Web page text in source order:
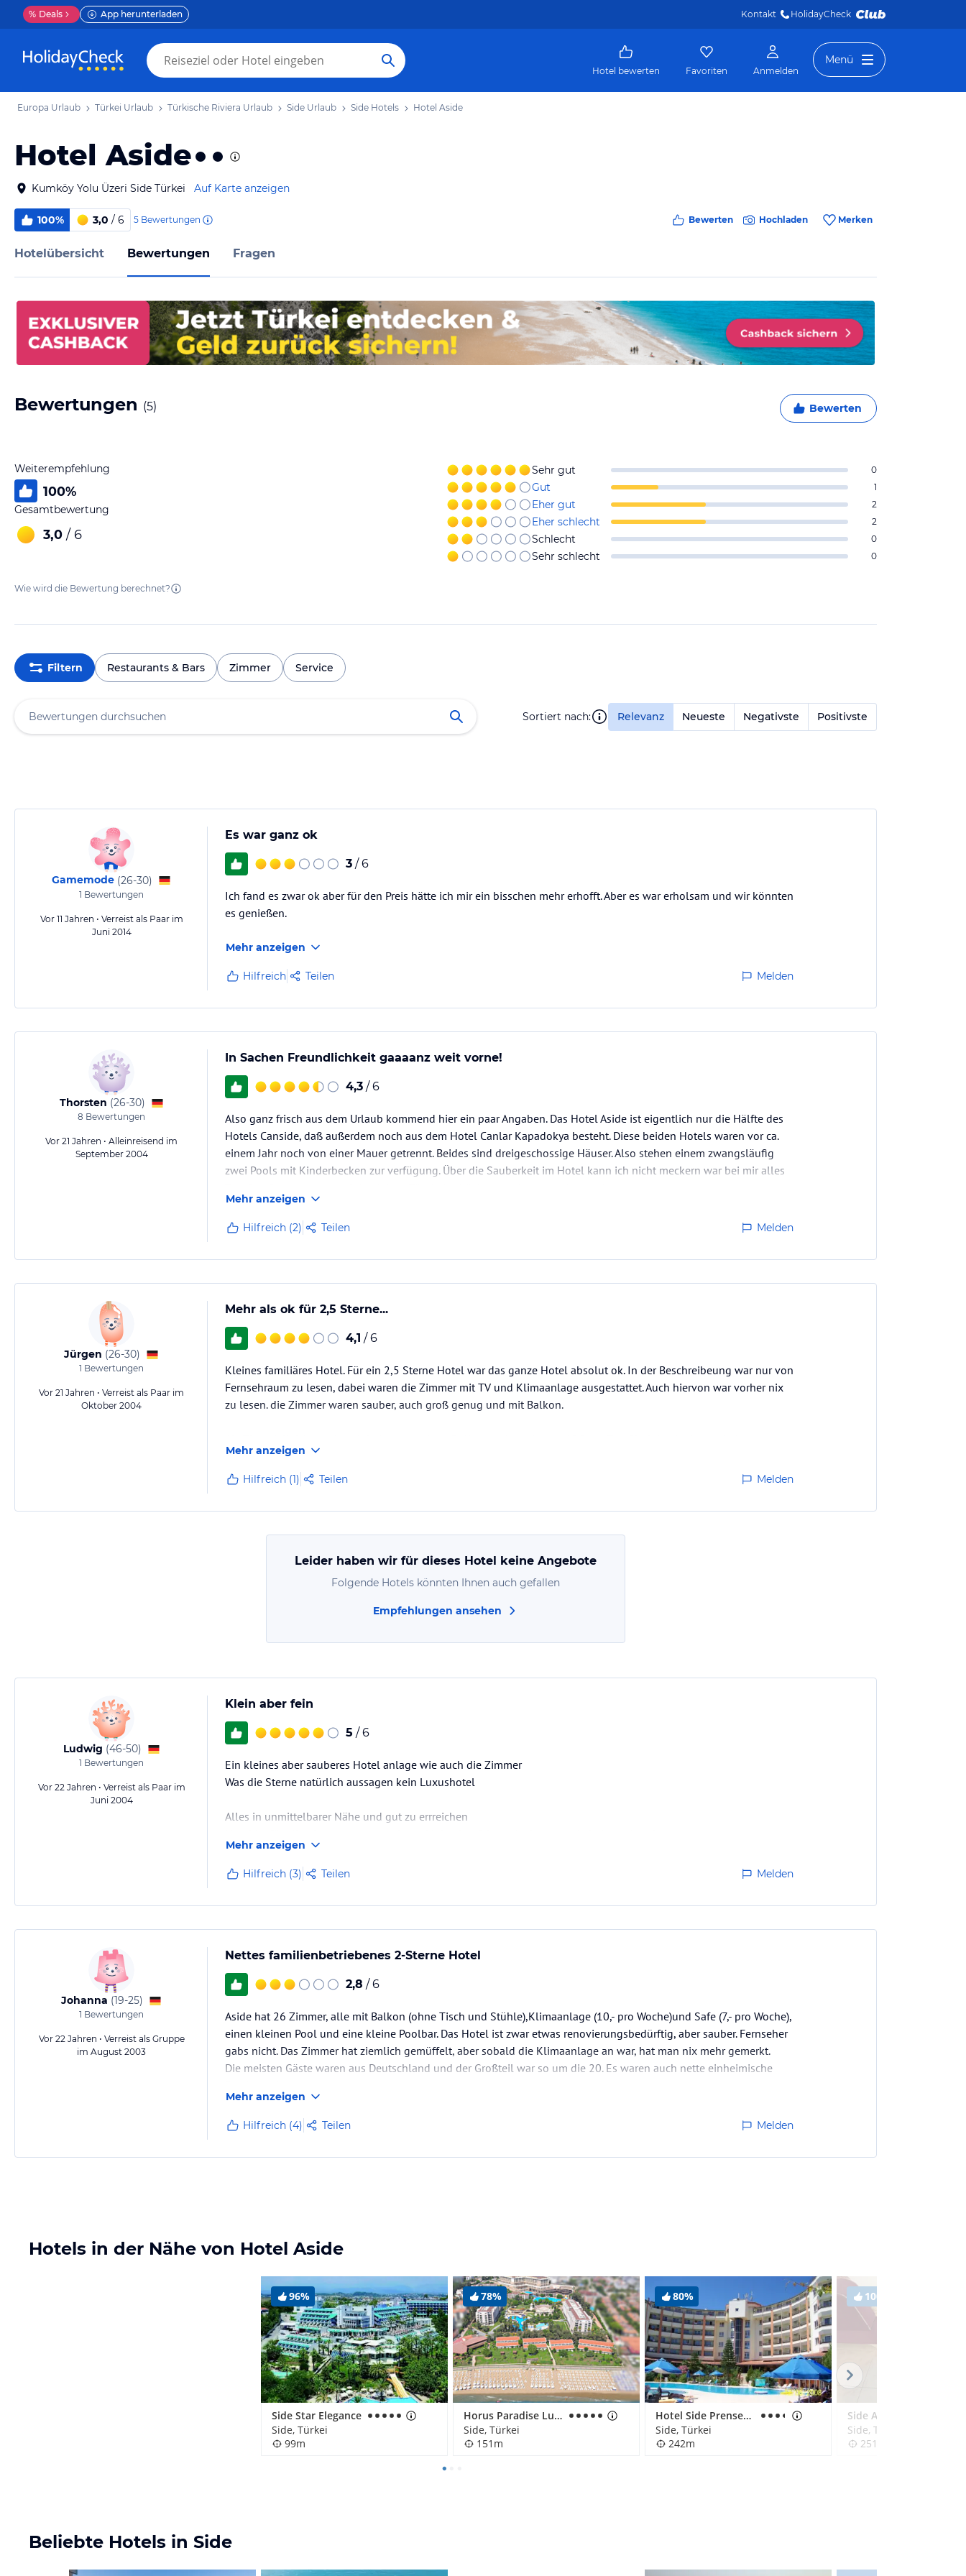
% Deals App herunterladen Kontakt HolidayCheck
Hotel bewerten Favoriten Anmelden
Menü
Europa Urlaub Türkei Urlaub Türkische Riviera Urlaub Side Urlaub Side Hotels Hotel Aside
Hotel Aside
Kumköy Yolu Üzeri Side Türkei Auf Karte anzeigen
100% 3,0 / 6 5 Bewertungen Bewerten Hochladen Merken
Hotelübersicht Bewertungen Fragen
Bewertungen (5) Bewerten
Weiterempfehlung
100%
Gesamtbewertung
3,0 / 6
Sehr gut 0
Gut 1
Eher gut 2
Eher schlecht 2
Schlecht 0
Sehr schlecht 0
Wie wird die Bewertung berechnet?
Filtern Restaurants & Bars Zimmer Service
Sortiert nach: Relevanz Neueste Negativste Positivste
Gamemode (26-30)
1 Bewertungen
Vor 11 Jahren • Verreist als Paar im
Juni 2014
Es war ganz ok
3 / 6
Ich fand es zwar ok aber für den Preis hätte ich mir ein bisschen mehr erhofft. Aber es war erholsam und wir könnten
es genießen.
Mehr anzeigen
Hilfreich Teilen Melden
Thorsten (26-30)
8 Bewertungen
Vor 21 Jahren • Alleinreisend im
September 2004
In Sachen Freundlichkeit gaaaanz weit vorne!
4,3 / 6
Also ganz frisch aus dem Urlaub kommend hier ein paar Angaben. Das Hotel Aside ist eigentlich nur die Hälfte des
Hotels Canside, daß außerdem noch aus dem Hotel Canlar Kapadokya besteht. Diese beiden Hotels waren vor ca.
einem Jahr noch von einer Mauer getrennt. Beides sind dreigeschossige Häuser. Also stehen einem zwangsläufig
zwei Pools mit Kinderbecken zur verfügung. Über die Sauberkeit im Hotel kann ich nicht meckern war bei mir alles
Mehr anzeigen
Hilfreich (2) Teilen Melden
Jürgen (26-30)
1 Bewertungen
Vor 21 Jahren • Verreist als Paar im
Oktober 2004
Mehr als ok für 2,5 Sterne...
4,1 / 6
Kleines familiäres Hotel. Für ein 2,5 Sterne Hotel war das ganze Hotel absolut ok. In der Beschreibeung war nur von
Fernsehraum zu lesen, dabei waren die Zimmer mit TV und Klimaanlage ausgestattet. Auch hiervon war vorher nix
zu lesen. die Zimmer waren sauber, auch groß genug und mit Balkon.
Landesinnere gefahren. Sind nur ein paar km zu einem Stausee, Wasserfälle in der Nähe...lohnt sich schon
Mehr anzeigen
Hilfreich (1) Teilen Melden
Leider haben wir für dieses Hotel keine Angebote
Folgende Hotels könnten Ihnen auch gefallen
Empfehlungen ansehen
Ludwig (46-50)
1 Bewertungen
Vor 22 Jahren • Verreist als Paar im
Juni 2004
Klein aber fein
5 / 6
Ein kleines aber sauberes Hotel anlage wie auch die Zimmer
Was die Sterne natürlich aussagen kein Luxushotel
Alles in unmittelbarer Nähe und gut zu errreichen
Mehr anzeigen
Hilfreich (3) Teilen Melden
Johanna (19-25)
1 Bewertungen
Vor 22 Jahren • Verreist als Gruppe
im August 2003
Nettes familienbetriebenes 2-Sterne Hotel
2,8 / 6
Aside hat 26 Zimmer, alle mit Balkon (ohne Tisch und Stühle),Klimaanlage (10,- pro Woche)und Safe (7,- pro Woche),
einen kleinen Pool und eine kleine Poolbar. Das Hotel ist zwar etwas renovierungsbedürftig, aber sauber. Fernseher
gabs nicht. Das Zimmer hat ziemlich gemüffelt, aber sobald die Klimaanlage an war, hat man nix mehr gemerkt.
Die meisten Gäste waren aus Deutschland und der Großteil war so um die 20. Es waren auch nette einheimische
Allgemein hat mir das Hotel und die Gegend gut…
Mehr anzeigen
Hilfreich (4) Teilen Melden
Hotels in der Nähe von Hotel Aside
96%
Side Star Elegance
Side, Türkei
99m
78%
Horus Paradise Luxury Resort & Club
Side, Türkei
151m
80%
Hotel Side Prenses (existiert nicht mehr)
Side, Türkei
242m
100%
Side Apart Hotel
Side, Türkei
251m
Beliebte Hotels in Side